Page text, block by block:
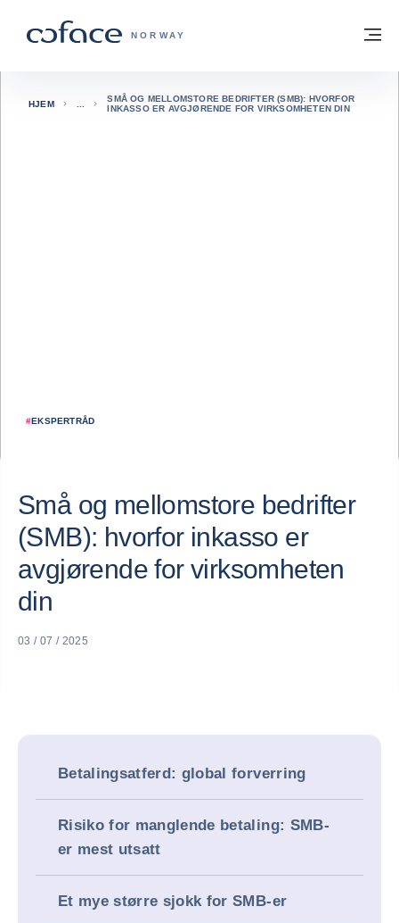
COFACE FOR TRADE - HJEMMESIDE
NORWAY
Tilbake til hjemmesiden
#EKSPERTRÅD
HJEM
SMÅ OG MELLOMSTORE BEDRIFTER (SMB): HVORFOR
INKASSO ER AVGJØRENDE FOR VIRKSOMHETEN DIN
Små og mellomstore bedrifter
(SMB): hvorfor inkasso er
avgjørende for virksomheten
din
03 / 07 / 2025
Betalingsatferd: global forverring
Risiko for manglende betaling: SMB-
er mest utsatt
Et mye større sjokk for SMB-er